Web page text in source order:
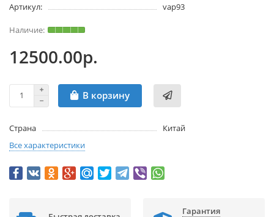
Артикул:
vap93
12500.00р.
В корзину
Страна
Китай
Все характеристики
Гарантия